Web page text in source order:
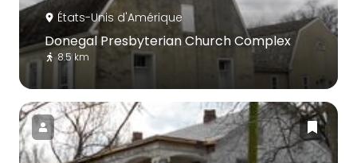
États-Unis d'Amérique
Donegal Presbyterian Church Complex
8.5 km